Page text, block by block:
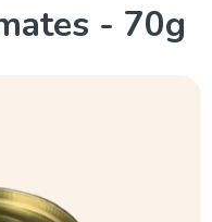
- 70g